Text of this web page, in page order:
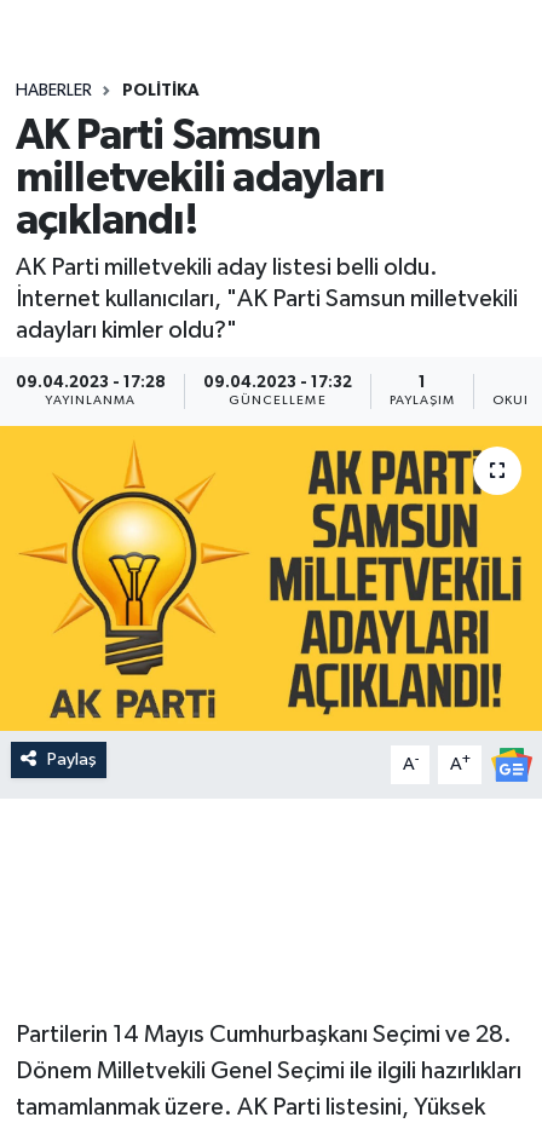
HABERLER POLITIKA
AK Parti Samsun
milletvekili adayları
açıklandı!
AK Parti milletvekili aday listesi belli oldu.
İnternet kullanıcıları, "AK Parti Samsun milletvekili
adayları kimler oldu?"
09.04.2023 - 17:28
YAYINLANMA
09.04.2023 - 17:32
GÜNCELLEME
1
PAYLAŞIM
Paylaş A- A+
Partilerin 14 Mayıs Cumhurbaşkanı Seçimi ve 28.
Dönem Milletvekili Genel Seçimi ile ilgili hazırlıkları
tamamlanmak üzere. AK Parti listesini, Yüksek